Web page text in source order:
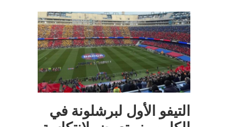
التيفو الأول لبرشلونة في